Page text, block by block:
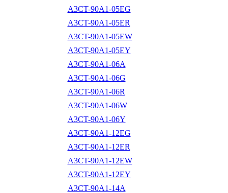
A3CT-90A1-05EG
A3CT-90A1-05ER
A3CT-90A1-05EW
A3CT-90A1-05EY
A3CT-90A1-06A
A3CT-90A1-06G
A3CT-90A1-06R
A3CT-90A1-06W
A3CT-90A1-06Y
A3CT-90A1-12EG
A3CT-90A1-12ER
A3CT-90A1-12EW
A3CT-90A1-12EY
A3CT-90A1-14A